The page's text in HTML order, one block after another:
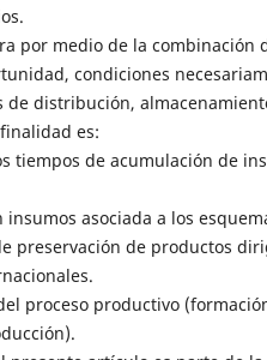
por medio de la combinación
condiciones
de distribución,
es:
tiempos de acumulación de
asociada a los
preservación de productos
proceso productivo